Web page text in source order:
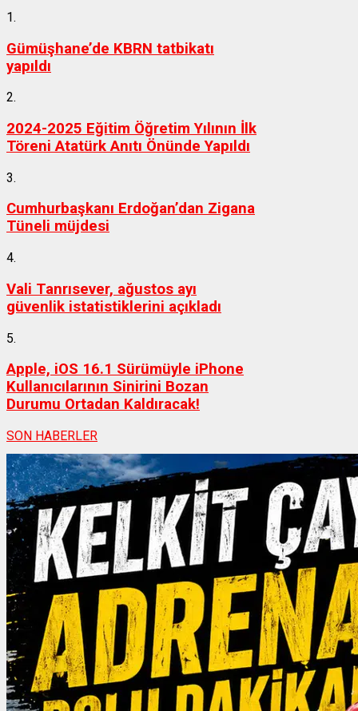
1.
Gümüşhane’de KBRN tatbikatı
yapıldı
2.
2024-2025 Eğitim Öğretim Yılının İlk
Töreni Atatürk Anıtı Önünde Yapıldı
3.
Cumhurbaşkanı Erdoğan’dan Zigana
Tüneli müjdesi
4.
Vali Tanrısever, ağustos ayı
güvenlik istatistiklerini açıkladı
5.
Apple, iOS 16.1 Sürümüyle iPhone
Kullanıcılarının Sinirini Bozan
Durumu Ortadan Kaldıracak!
SON HABERLER